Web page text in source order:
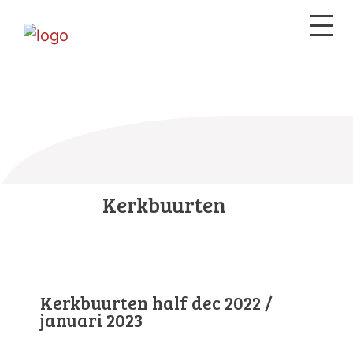
Kerkbuurten
Kerkbuurten half dec 2022 /
januari 2023